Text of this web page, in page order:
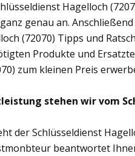
Hagelloch
genau an.
(72070) Tipps und
Produkte und
zum kleinen Preis
stehen wir vom
der Schlüsseldienst
beantwortet